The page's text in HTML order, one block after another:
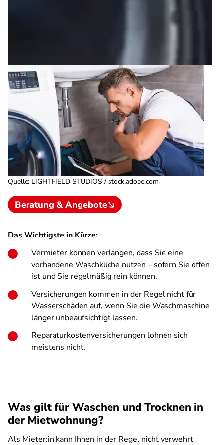
Quelle: LIGHTFIELD STUDIOS / stock.adobe.com
Beratung & Angebote
Das Wichtigste in Kürze:
Vermieter können verlangen, dass Sie eine
vorhandene Waschküche nutzen – sofern Sie offen
ist und Sie regelmäßig rein können.
Versicherungen kommen in der Regel nicht für
Wasserschäden auf, wenn Sie die Waschmaschine
länger unbeaufsichtigt lassen.
Reparaturkostenversicherungen lohnen sich
meistens nicht.
Was gilt für Waschen und Trocknen in
der Mietwohnung?
Als Mieter:in kann Ihnen in der Regel nicht verwehrt